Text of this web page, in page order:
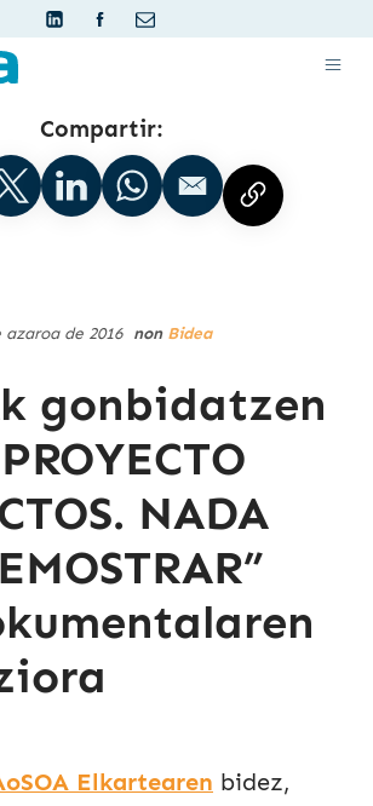
Compartir:
de 2016 non Bidea
gonbidatzen
NADA
Elkartearen bidez,